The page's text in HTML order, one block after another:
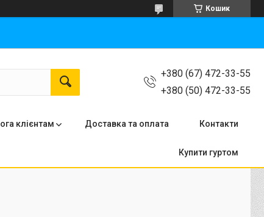
Кошик
+380 (67) 472-33-55
+380 (50) 472-33-55
клієнтам Доставка та оплата Контакти
Купити гуртом